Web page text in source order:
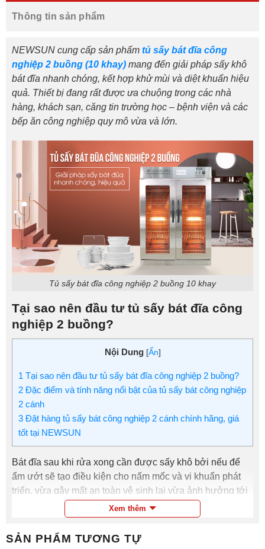
Thông tin sản phẩm
NEWSUN cung cấp sản phẩm tủ sấy bát đĩa công
nghiệp 2 buồng (10 khay) mang đến giải pháp sấy khô
bát đĩa nhanh chóng, kết hợp khử mùi và diệt khuẩn hiệu
quả. Thiết bị đang rất được ưa chuộng trong các nhà
hàng, khách sạn, căng tin trường học – bệnh viện và các
bếp ăn công nghiệp quy mô vừa và lớn.
Tủ sấy bát đĩa công nghiệp 2 buồng 10 khay
Tại sao nên đầu tư tủ sấy bát đĩa công
nghiệp 2 buồng?
Nội Dung [Ẩn]
1 Tại sao nên đầu tư tủ sấy bát đĩa công nghiệp 2 buồng?
2 Đặc điểm và tính năng nổi bật của tủ sấy bát công nghiệp
2 cánh
3 Đặt hàng tủ sấy bát công nghiệp 2 cánh chính hãng, giá
tốt tại NEWSUN
Bát đĩa sau khi rửa xong cần được sấy khô bởi nếu để
ẩm ướt sẽ tạo điều kiện cho nấm mốc và vi khuẩn phát
triển, vừa gây mất an toàn vệ sinh lại vừa ảnh hưởng tới
độ bền của chất liệu.
Với số lượng bát đĩa lên tới hàng nghìn chiếc mỗi ngày,
nếu lau khô thủ công sẽ tốn rất nhiều thời gian. Trong khi
Xem thêm
SẢN PHẨM TƯƠNG TỰ